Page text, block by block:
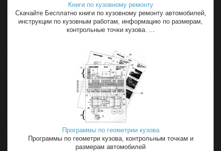
Книги по кузовному ремонту
Скачайте Бесплатно книги по кузовному ремонту автомобилей,
инструкции по кузовным работам, информацию по размерам,
контрольные точки кузова. ...
Программы по геометрии кузова
Программы по геометри кузова, контрольным точкам и
размерам автомобилей